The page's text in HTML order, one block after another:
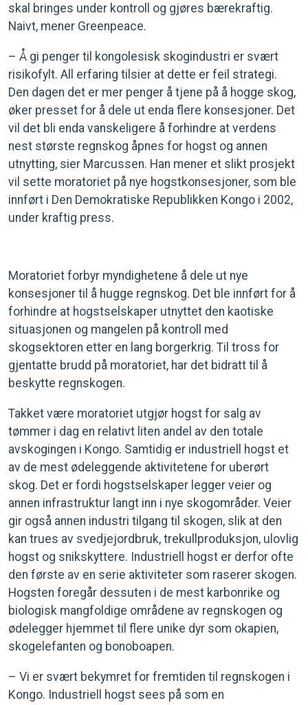
skal bringes under kontroll og gjøres bærekraftig.
Naivt, mener Greenpeace.
– Å gi penger til kongolesisk skogindustri er svært
risikofylt. All erfaring tilsier at dette er feil strategi.
Den dagen det er mer penger å tjene på å hogge skog,
øker presset for å dele ut enda flere konsesjoner. Det
vil det bli enda vanskeligere å forhindre at verdens
nest største regnskog åpnes for hogst og annen
utnytting, sier Marcussen. Han mener et slikt prosjekt
vil sette moratoriet på nye hogstkonsesjoner, som ble
innført i Den Demokratiske Republikken Kongo i 2002,
under kraftig press.
Moratoriet forbyr myndighetene å dele ut nye
konsesjoner til å hugge regnskog. Det ble innført for å
forhindre at hogstselskaper utnyttet den kaotiske
situasjonen og mangelen på kontroll med
skogsektoren etter en lang borgerkrig. Til tross for
gjentatte brudd på moratoriet, har det bidratt til å
beskytte regnskogen.
Takket være moratoriet utgjør hogst for salg av
tømmer i dag en relativt liten andel av den totale
avskogingen i Kongo. Samtidig er industriell hogst et
av de mest ødeleggende aktivitetene for uberørt
skog. Det er fordi hogstselskaper legger veier og
annen infrastruktur langt inn i nye skogområder. Veier
gir også annen industri tilgang til skogen, slik at den
kan trues av svedjejordbruk, trekullproduksjon, ulovlig
hogst og snikskyttere. Industriell hogst er derfor ofte
den første av en serie aktiviteter som raserer skogen.
Hogsten foregår dessuten i de mest karbonrike og
biologisk mangfoldige områdene av regnskogen og
ødelegger hjemmet til flere unike dyr som okapien,
skogelefanten og bonoboapen.
– Vi er svært bekymret for fremtiden til regnskogen i
Kongo. Industriell hogst sees på som en